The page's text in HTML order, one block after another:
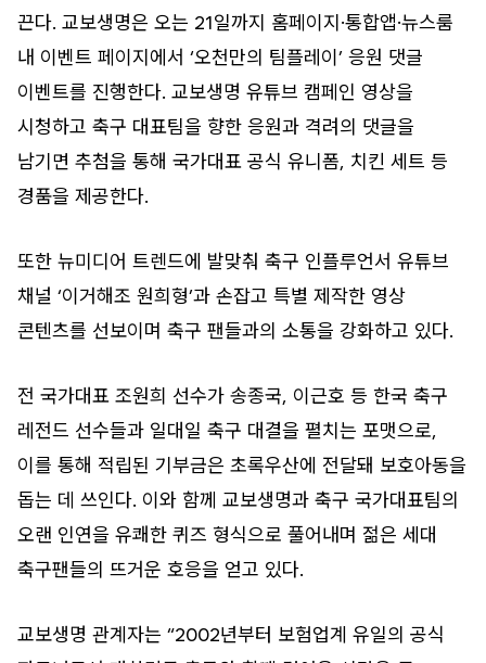
끈다. 교보생명은 오는 21일까지 홈페이지·통합앱·뉴스룸
내 이벤트 페이지에서 ‘오천만의 팀플레이’ 응원 댓글
이벤트를 진행한다. 교보생명 유튜브 캠페인 영상을
시청하고 축구 대표팀을 향한 응원과 격려의 댓글을
남기면 추첨을 통해 국가대표 공식 유니폼, 치킨 세트 등
경품을 제공한다.
또한 뉴미디어 트렌드에 발맞춰 축구 인플루언서 유튜브
채널 ‘이거해조 원희형’과 손잡고 특별 제작한 영상
콘텐츠를 선보이며 축구 팬들과의 소통을 강화하고 있다.
전 국가대표 조원희 선수가 송종국, 이근호 등 한국 축구
레전드 선수들과 일대일 축구 대결을 펼치는 포맷으로,
이를 통해 적립된 기부금은 초록우산에 전달돼 보호아동을
돕는 데 쓰인다. 이와 함께 교보생명과 축구 국가대표팀의
오랜 인연을 유쾌한 퀴즈 형식으로 풀어내며 젊은 세대
축구팬들의 뜨거운 호응을 얻고 있다.
교보생명 관계자는 “2002년부터 보험업계 유일의 공식